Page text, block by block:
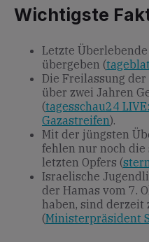
Wichtigste
Letzte
übergeben (
Die Freilassung
über zwei Jahren
(tagesschau24
Gazastreifen).
Mit der jüngsten
fehlen nur noch
letzten Opfers (
Israelische
der Hamas vom 7.
haben, sind derzeit
(Ministerpräsident